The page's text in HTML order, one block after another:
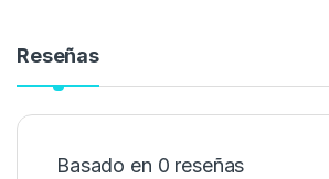
Reseñas
Basado en 0 reseñas